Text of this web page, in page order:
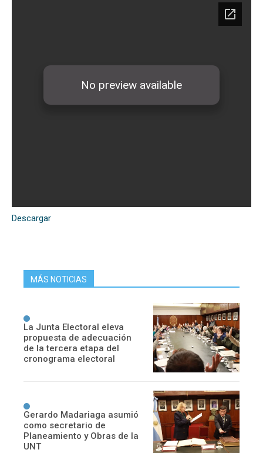
Descargar
MÁS NOTICIAS
La Junta Electoral eleva
propuesta de adecuación
de la tercera etapa del
cronograma electoral
Gerardo Madariaga asumió
como secretario de
Planeamiento y Obras de la
UNT